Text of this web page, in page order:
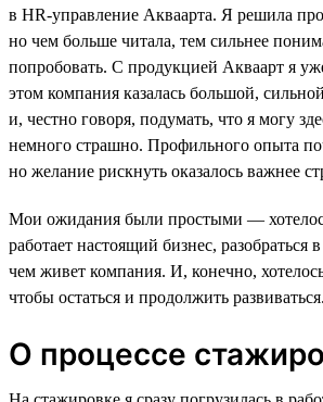
в HR-управление Акваарта. Я решила
но чем больше читала, тем сильнее
попробовать. С продукцией Акваарт я
этом компания казалась большой,
и, честно говоря, подумать, что я могу
немного страшно. Профильного опыта
но желание рискнуть оказалось важнее
Мои ожидания были простыми —
работает настоящий бизнес, разобраться
чем живет компания. И, конечно,
чтобы остаться и продолжить развиваться.
О процессе